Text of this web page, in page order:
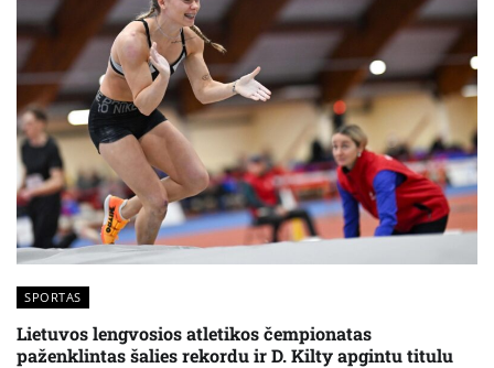
SPORTAS
Lietuvos lengvosios atletikos čempionatas
paženklintas šalies rekordu ir D. Kilty apgintu titulu